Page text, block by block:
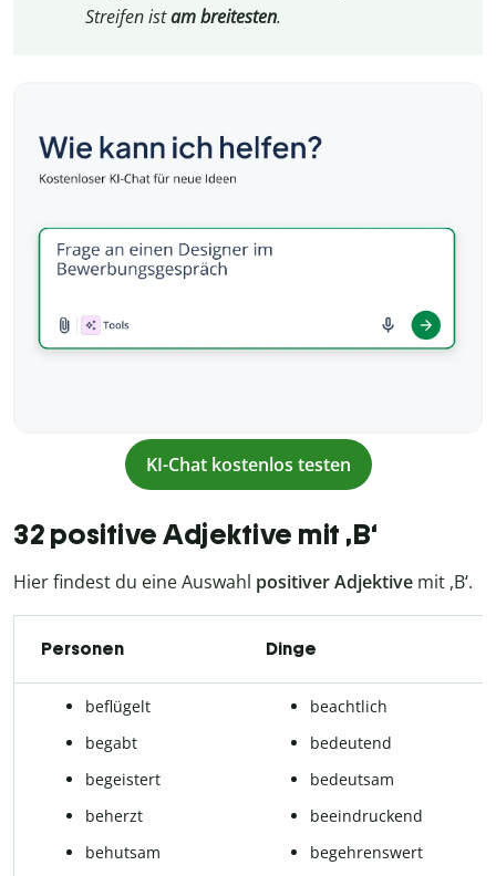
Streifen istam breitesten.
KI-Chat kostenlos testen
32 positive Adjektive mit ,B‘
Hier findest du eine Auswahl positiver Adjektive mit ,B‘.
Personen Dinge
beflügelt
begabt
begeistert
beherzt
behutsam
beachtlich
bedeutend
bedeutsam
beeindruckend
begehrenswert